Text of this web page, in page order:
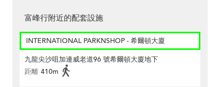
富峰行附近的配套設施
INTERNATIONAL PARKNSHOP - 希爾頓大廈
九龍尖沙咀加連威老道96 號希爾頓大廈地下
距離 410m